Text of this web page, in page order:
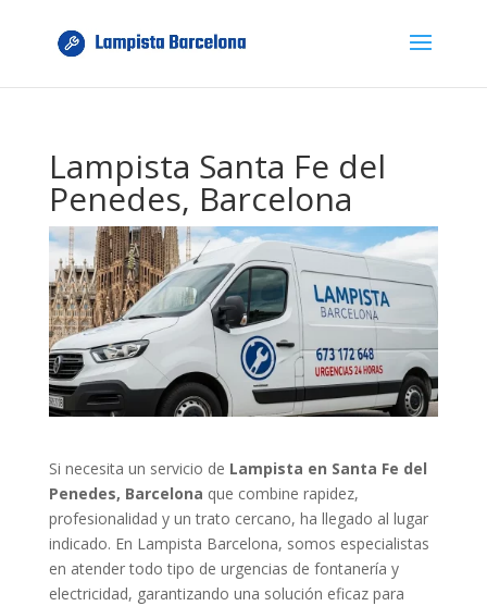
Lampista Santa Fe del
Penedes, Barcelona
Si necesita un servicio de Lampista en Santa Fe del
Penedes, Barcelona que combine rapidez,
profesionalidad y un trato cercano, ha llegado al lugar
indicado. En Lampista Barcelona, somos especialistas
en atender todo tipo de urgencias de fontanería y
electricidad, garantizando una solución eficaz para